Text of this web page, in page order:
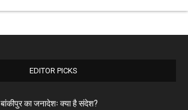
EDITOR PICKS
बांकीपुर का जनादेशः क्या है संदेश?